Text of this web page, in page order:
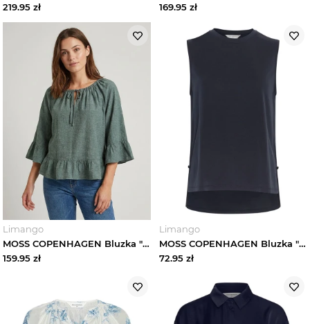
219.95 zł
169.95 zł
Limango
MOSS COPENHAGEN Bluzka "Viana" w kolorze zielonym rozmiar: L
159.95 zł
Limango
MOSS COPENHAGEN Bluzka "Nika" w kolorze granatowym rozmiar: M / L
72.95 zł